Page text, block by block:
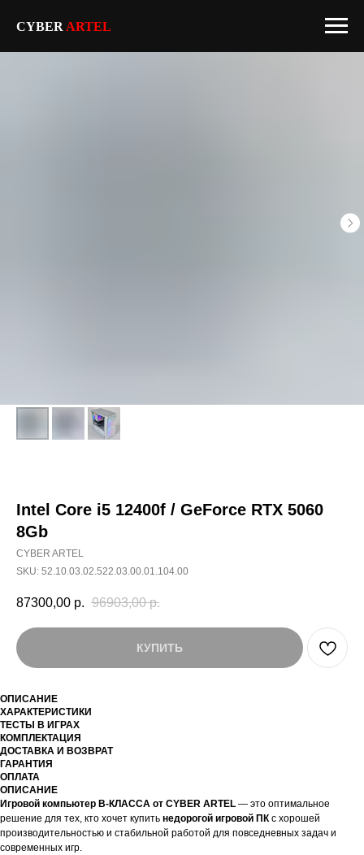
CYBER ARTEL
Intel Core i5 12400f / GeForce RTX 5060
8Gb
CYBER ARTEL
SKU: 52.10.03.02.522.03.00.01.104.00
87300,00 р. 96903,00 р.
КУПИТЬ
ОПИСАНИЕ
ХАРАКТЕРИСТИКИ
ТЕСТЫ В ИГРАХ
КОМПЛЕКТАЦИЯ
ДОСТАВКА И ВОЗВРАТ
ГАРАНТИЯ
ОПЛАТА
ОПИСАНИЕ
Игровой компьютер B-КЛАССА от CYBER ARTEL — это оптимальное
решение для тех, кто хочет купить недорогой игровой ПКс хорошей
производительностью и стабильной работой для повседневных задач и
современных игр.